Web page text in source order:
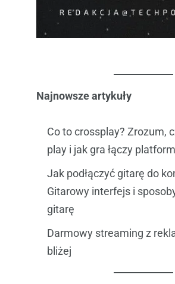
Najnowsze artykuły
Co to crossplay? Zrozum,
play i jak gra łączy
Jak podłączyć gitarę do
Gitarowy interfejs i
gitarę
Darmowy streaming z
bliżej